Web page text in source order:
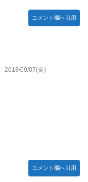
コメント欄へ引用
2018/09/07(金)
コメント欄へ引用